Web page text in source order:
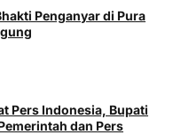
Penganyar di Pura
Pers Indonesia, Bupati
dan Pers